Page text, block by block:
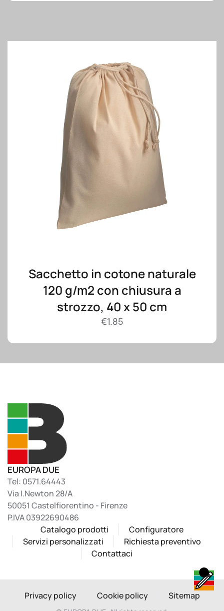
Sacchetto in cotone naturale
120 g/m2 con chiusura a
strozzo, 40 x 50 cm
€1.85
EUROPA DUE
Tel: 0571.64443
Via I.Newton 28/A
50051 Castelfiorentino - Firenze
P.IVA 03922690486
Catalogo prodotti
Configuratore
Servizi personalizzati
Richiesta preventivo
Contattaci
Privacy policy Cookie policy Sitemap